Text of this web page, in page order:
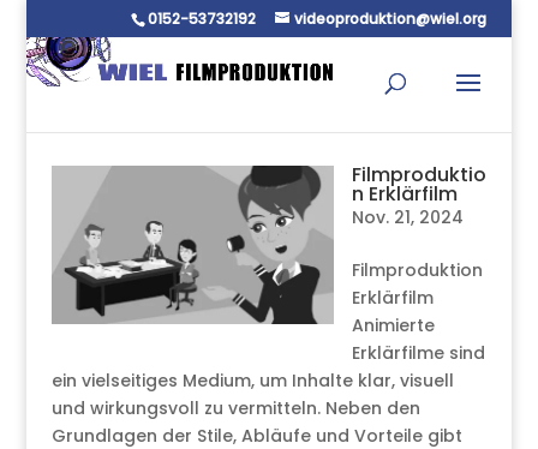
0152-53732192 videoproduktion@wiel.org
Filmproduktio
n Erklärfilm
Nov. 21, 2024
Filmproduktion
Erklärfilm
Animierte
Erklärfilme sind
ein vielseitiges Medium, um Inhalte klar, visuell
und wirkungsvoll zu vermitteln. Neben den
Grundlagen der Stile, Abläufe und Vorteile gibt